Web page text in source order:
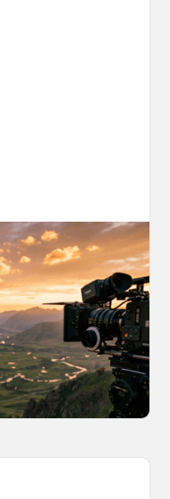
Creators:
to AI
AI worlds beats
content creators,
with